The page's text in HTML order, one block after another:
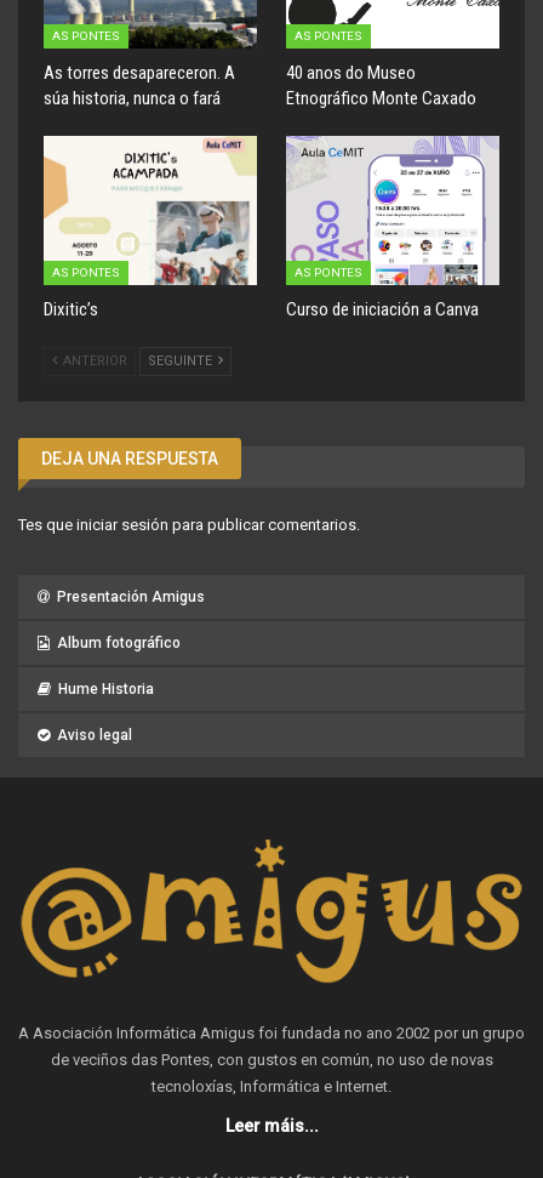
AS PONTES
As torres desapareceron. A
súa historia, nunca o fará
AS PONTES
40 anos do Museo
Etnográfico Monte Caxado
AS PONTES
Dixitic’s
AS PONTES
Curso de iniciación a Canva
ANTERIOR SEGUINTE
DEJA UNA RESPUESTA
Tes que iniciar sesión para publicar comentarios.
Presentación Amigus
Album fotográfico
Hume Historia
Aviso legal
A Asociación Informática Amigus foi fundada no ano 2002 por un grupo
de veciños das Pontes, con gustos en común, no uso de novas
tecnoloxías, Informática e Internet.
Leer máis...